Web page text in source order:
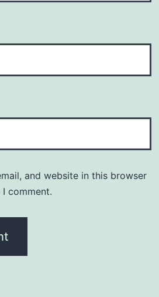
and website in this browser
comment.